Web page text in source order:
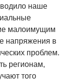
наше
малоимущим
напряжения в
проблем.
регионам,
того